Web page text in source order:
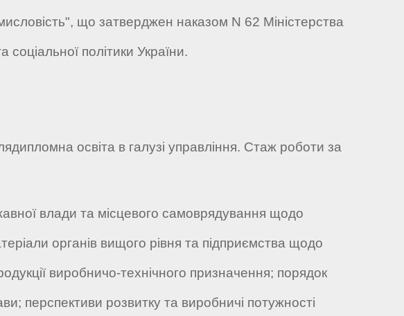
що затверджен наказом N 62 Міністерства
політики України.
освіта в галузі управління. Стаж роботи за
влади та місцевого самоврядування щодо
органів вищого рівня та підприємства щодо
виробничо-технічного призначення; порядок
перспективи розвитку та виробничі потужності